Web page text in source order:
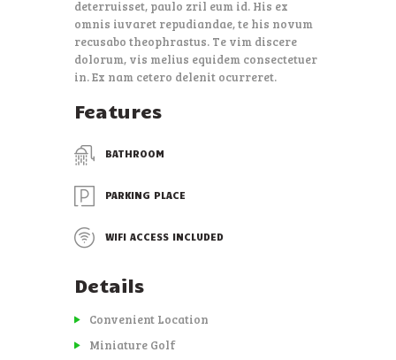
deterruisset, paulo zril eum id. His ex
omnis iuvaret repudiandae, te his novum
recusabo theophrastus. Te vim discere
dolorum, vis melius equidem consectetuer
in. Ex nam cetero delenit ocurreret.
Features
BATHROOM
PARKING PLACE
WIFI ACCESS INCLUDED
Details
Convenient Location
Miniature Golf